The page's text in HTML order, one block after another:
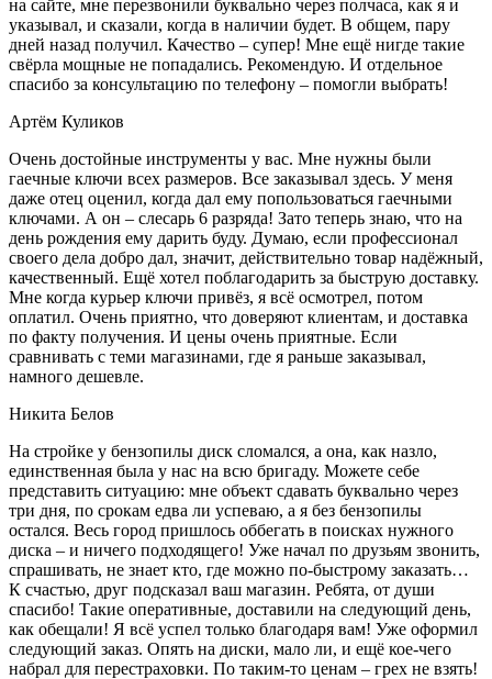
на сайте, мне перезвонили буквально через полчаса, как я и
указывал, и сказали, когда в наличии будет. В общем, пару
дней назад получил. Качество – супер! Мне ещё нигде такие
свёрла мощные не попадались. Рекомендую. И отдельное
спасибо за консультацию по телефону – помогли выбрать!
Артём Куликов
Очень достойные инструменты у вас. Мне нужны были
гаечные ключи всех размеров. Все заказывал здесь. У меня
даже отец оценил, когда дал ему попользоваться гаечными
ключами. А он – слесарь 6 разряда! Зато теперь знаю, что на
день рождения ему дарить буду. Думаю, если профессионал
своего дела добро дал, значит, действительно товар надёжный,
качественный. Ещё хотел поблагодарить за быструю доставку.
Мне когда курьер ключи привёз, я всё осмотрел, потом
оплатил. Очень приятно, что доверяют клиентам, и доставка
по факту получения. И цены очень приятные. Если
сравнивать с теми магазинами, где я раньше заказывал,
намного дешевле.
Никита Белов
На стройке у бензопилы диск сломался, а она, как назло,
единственная была у нас на всю бригаду. Можете себе
представить ситуацию: мне объект сдавать буквально через
три дня, по срокам едва ли успеваю, а я без бензопилы
остался. Весь город пришлось оббегать в поисках нужного
диска – и ничего подходящего! Уже начал по друзьям звонить,
спрашивать, не знает кто, где можно по-быстрому заказать…
К счастью, друг подсказал ваш магазин. Ребята, от души
спасибо! Такие оперативные, доставили на следующий день,
как обещали! Я всё успел только благодаря вам! Уже оформил
следующий заказ. Опять на диски, мало ли, и ещё кое-чего
набрал для перестраховки. По таким-то ценам – грех не взять!